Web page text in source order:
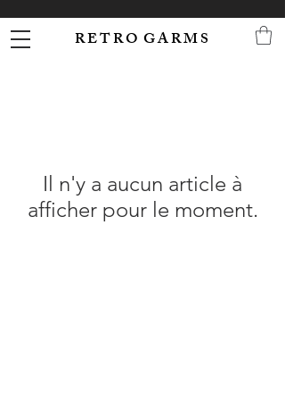
R E T R O G A R M S
Il n'y a aucun article à
afficher pour le moment.